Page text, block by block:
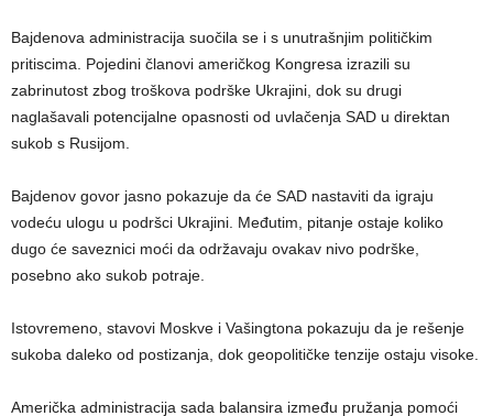
Bajdenova administracija suočila se i s unutrašnjim političkim
pritiscima. Pojedini članovi američkog Kongresa izrazili su
zabrinutost zbog troškova podrške Ukrajini, dok su drugi
naglašavali potencijalne opasnosti od uvlačenja SAD u direktan
sukob s Rusijom.
Bajdenov govor jasno pokazuje da će SAD nastaviti da igraju
vodeću ulogu u podršci Ukrajini. Međutim, pitanje ostaje koliko
dugo će saveznici moći da održavaju ovakav nivo podrške,
posebno ako sukob potraje.
Istovremeno, stavovi Moskve i Vašingtona pokazuju da je rešenje
sukoba daleko od postizanja, dok geopolitičke tenzije ostaju visoke.
Američka administracija sada balansira između pružanja pomoći